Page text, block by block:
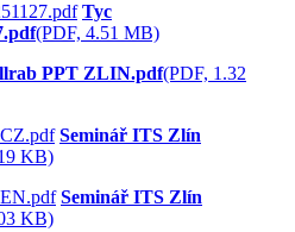
Tyc
(PDF, 4.51 MB)
PPT ZLIN.pdf(PDF, 1.32
Seminář ITS Zlín
KB)
Seminář ITS Zlín
KB)